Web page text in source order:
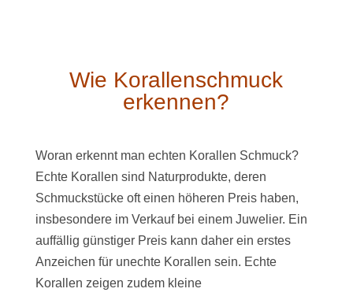
Wie Korallenschmuck
erkennen?
Woran erkennt man echten Korallen Schmuck?
Echte Korallen sind Naturprodukte, deren
Schmuckstücke oft einen höheren Preis haben,
insbesondere im Verkauf bei einem Juwelier. Ein
auffällig günstiger Preis kann daher ein erstes
Anzeichen für unechte Korallen sein. Echte
Korallen zeigen zudem kleine